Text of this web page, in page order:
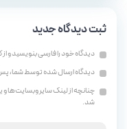
ثبت دیدگاه جدید
دیدگاه خود را فارسی بنویسید و از
دیدگاه ارسال شده توسط شما،
چنانچه از لینک سایر وبسایت‌ها و
شد.